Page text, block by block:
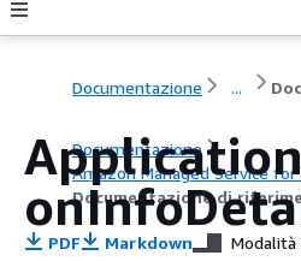
Documentazione ...
Documentazione
Amazon Managed Service
Documentazione di
PDF Markdown Modalità